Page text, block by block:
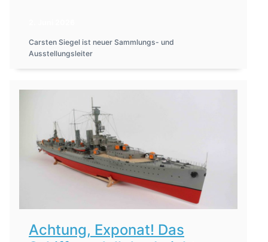
Carsten Siegel ist neuer Sammlungs- und
Ausstellungsleiter
Achtung, Exponat! Das